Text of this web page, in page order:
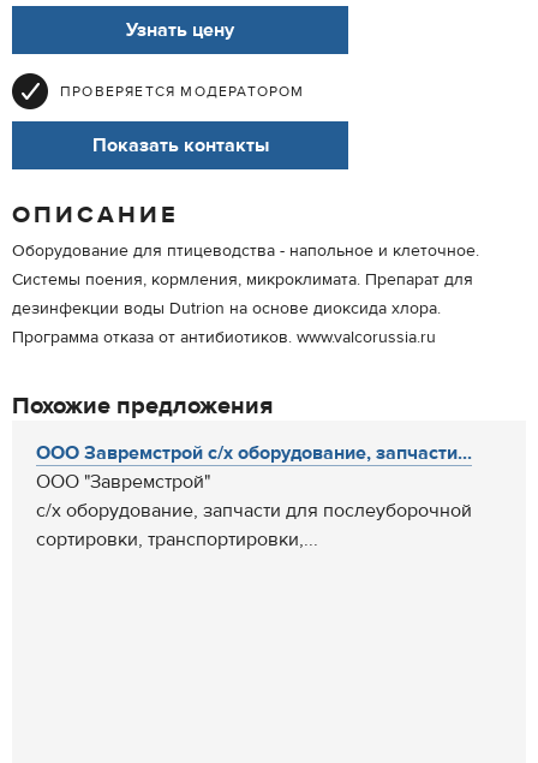
Узнать цену
ПРОВЕРЯЕТСЯ МОДЕРАТОРОМ
Показать контакты
ОПИСАНИЕ
Оборудование для птицеводства - напольное и клеточное.
Системы поения, кормления, микроклимата. Препарат для
дезинфекции воды Dutrion на основе диоксида хлора.
Программа отказа от антибиотиков. www.valcorussia.ru
Похожие предложения
ООО Завремстрой с/х оборудование, запчасти...
ООО "Завремстрой"
с/х оборудование, запчасти для послеуборочной
сортировки, транспортировки,...